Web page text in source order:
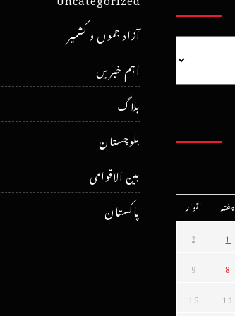
آزاد جموں و کشمیر
اہم خبریں
بلاگ
بلوچستان
بین الاقوامی
پاکستان
ہفتہ اتوار
1
2
8
9
15
16